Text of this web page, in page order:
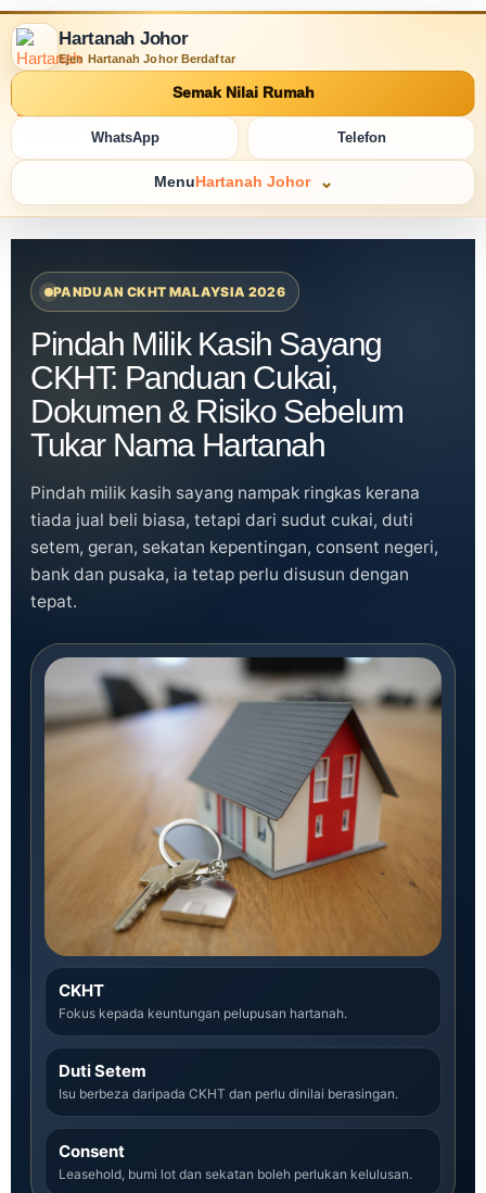
Hartanah Johor
Ejen Hartanah Johor Berdaftar
Semak Nilai Rumah
WhatsApp Telefon
Menu Hartanah Johor
PANDUAN CKHT MALAYSIA 2026
Pindah Milik Kasih Sayang
CKHT: Panduan Cukai,
Dokumen & Risiko Sebelum
Tukar Nama Hartanah
Pindah milik kasih sayang nampak ringkas kerana
tiada jual beli biasa, tetapi dari sudut cukai, duti
setem, geran, sekatan kepentingan, consent negeri,
bank dan pusaka, ia tetap perlu disusun dengan
tepat.
CKHT
Fokus kepada keuntungan pelupusan hartanah.
Duti Setem
Isu berbeza daripada CKHT dan perlu dinilai berasingan.
Consent
Leasehold, bumi lot dan sekatan boleh perlukan kelulusan.